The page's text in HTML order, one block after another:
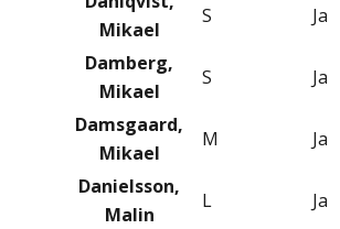
Mikael
S Ja
Damberg,
Mikael
S Ja
Damsgaard,
Mikael
M Ja
Danielsson,
Malin
L Ja